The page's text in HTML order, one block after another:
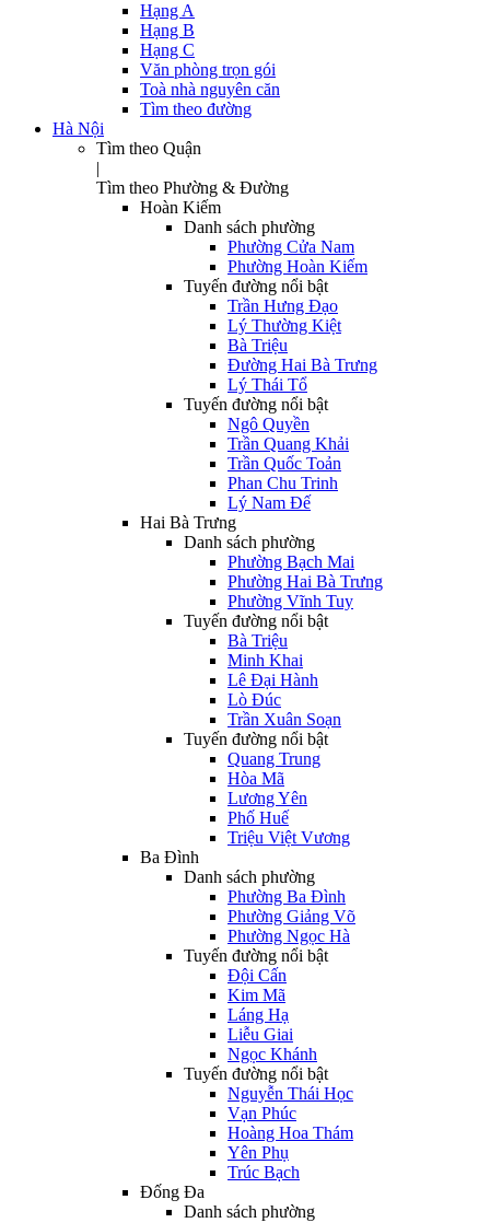
Hạng A
Hạng B
Hạng C
Văn phòng trọn gói
Toà nhà nguyên căn
Tìm theo đường
Hà Nội
Tìm theo Quận
|
Tìm theo Phường & Đường
Hoàn Kiếm
Danh sách phường
Phường Cửa Nam
Phường Hoàn Kiếm
Tuyến đường nổi bật
Trần Hưng Đạo
Lý Thường Kiệt
Bà Triệu
Đường Hai Bà Trưng
Lý Thái Tổ
Tuyến đường nổi bật
Ngô Quyền
Trần Quang Khải
Trần Quốc Toản
Phan Chu Trinh
Lý Nam Đế
Hai Bà Trưng
Danh sách phường
Phường Bạch Mai
Phường Hai Bà Trưng
Phường Vĩnh Tuy
Tuyến đường nổi bật
Bà Triệu
Minh Khai
Lê Đại Hành
Lò Đúc
Trần Xuân Soạn
Tuyến đường nổi bật
Quang Trung
Hòa Mã
Lương Yên
Phố Huế
Triệu Việt Vương
Ba Đình
Danh sách phường
Phường Ba Đình
Phường Giảng Võ
Phường Ngọc Hà
Tuyến đường nổi bật
Đội Cấn
Kim Mã
Láng Hạ
Liễu Giai
Ngọc Khánh
Tuyến đường nổi bật
Nguyễn Thái Học
Vạn Phúc
Hoàng Hoa Thám
Yên Phụ
Trúc Bạch
Đống Đa
Danh sách phường